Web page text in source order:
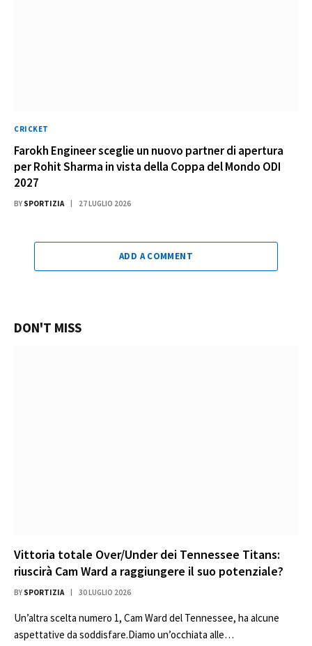
CRICKET
Farokh Engineer sceglie un nuovo partner di apertura
per Rohit Sharma in vista della Coppa del Mondo ODI
2027
BY SPORTIZIA 27 LUGLIO 2026
ADD A COMMENT
DON'T MISS
Vittoria totale Over/Under dei Tennessee Titans:
riuscirà Cam Ward a raggiungere il suo potenziale?
BY SPORTIZIA 30 LUGLIO 2026
Un’altra scelta numero 1, Cam Ward del Tennessee, ha alcune
aspettative da soddisfare.Diamo un’occhiata alle…